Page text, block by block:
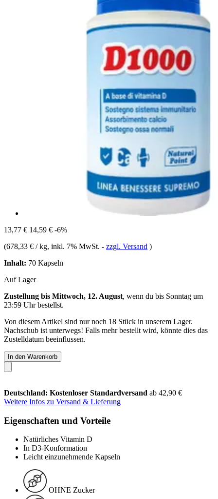
13,77 € 14,59 € -6%
(678,33 € / kg, inkl. 7% MwSt. - zzgl. Versand )
Inhalt: 70 Kapseln
Auf Lager
Zustellung bis Mittwoch, 12. August, wenn du bis Sonntag um
23:59 Uhrbestellst.
Von diesem Artikel sind nur noch 18 Stück in unserem Lager.
Nachschub ist unterwegs! Falls mehr bestellt wird, könnte dies das
Zustelldatum beeinflussen.
In den Warenkorb
Deutschland: Kostenloser Standardversand ab 42,90 €
Weitere Infos zu Versand & Lieferung
Eigenschaften und Vorteile
Natürliches Vitamin D
In D3-Konformation
Leicht einzunehmende Kapseln
OHNE Zucker